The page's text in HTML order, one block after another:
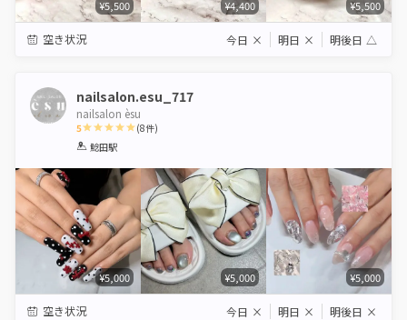
¥5,500 ¥4,400 ¥5,500
空き状況 今日 × 明日 × 明後日 △
nailsalon.esu_717
nailsalon èsu
5
1 2 3 4
(8件)
鯰田駅
¥5,000 ¥5,000 ¥5,000
空き状況 今日 × 明日 × 明後日 ×